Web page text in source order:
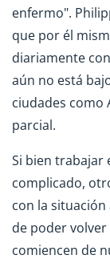
enfermo".
que por él
diariamente
aún no está
ciudades como
parcial.
Si bien trabajar
complicado,
con la situación
de poder
comiencen de